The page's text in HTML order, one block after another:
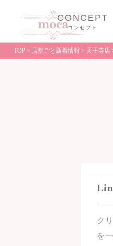
CONCEPT
コンセプト
TOP > 店舗ごと新着情報 > 天王寺店
ク
を